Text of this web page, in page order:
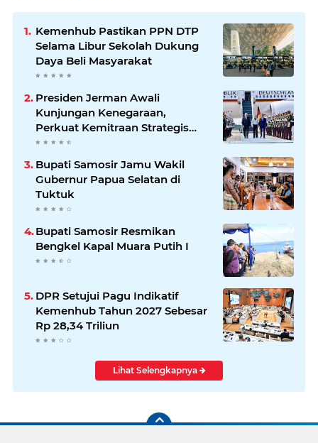
Kemenhub Pastikan PPN DTP
Selama Libur Sekolah Dukung
Daya Beli Masyarakat
Presiden Jerman Awali
Kunjungan Kenegaraan,
Perkuat Kemitraan Strategis
Indonesia–Jerman
Bupati Samosir Jamu Wakil
Gubernur Papua Selatan di
Tuktuk
Bupati Samosir Resmikan
Bengkel Kapal Muara Putih I
DPR Setujui Pagu Indikatif
Kemenhub Tahun 2027 Sebesar
Rp 28,34 Triliun
Lihat Selengkapnya